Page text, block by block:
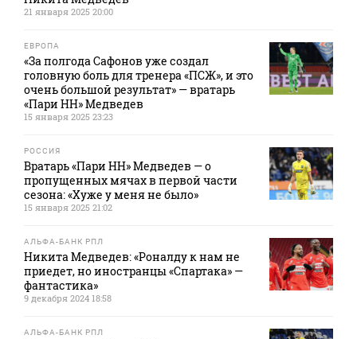
21 января 2025 20:00
ЕВРОПА
«За полгода Сафонов уже создал
головную боль для тренера «ПСЖ», и это
очень большой результат» — вратарь
«Пари НН» Медведев
15 января 2025 23:23
РОССИЯ
Вратарь «Пари НН» Медведев — о
пропущенных мячах в первой части
сезона: «Хуже у меня не было»
15 января 2025 21:02
АЛЬФА-БАНК РПЛ
Никита Медведев: «Роналду к нам не
приедет, но иностранцы «Спартака» —
фантастика»
9 декабря 2024 18:58
АЛЬФА-БАНК РПЛ